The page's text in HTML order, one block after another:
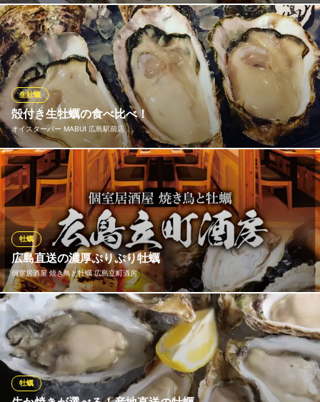
広島県広島市中区堀川町5-14 2～4F
広島牡蠣製作所 “年中出せる牡蠣” 全国シェアの約六割を占め、広
島の名産として名高いのが海のカキ 店主自ら生産者の元を訪れ、
納得した牡蠣のみを提供しております
広島名物 牡蠣一番
牡蠣 居酒屋
広電白島線八丁堀駅 徒歩6分
広島県広島市中区新天地5-13 新天地プラザビル1F
殻付き生牡蠣の食べ比べ！
オイスターバー MABUI 広島駅前店
生牡蠣
牡蠣は常時10種以上、広島を始め日本各地から厳選した生牡蠣を
取り揃えております。本日のオススメ、違いなどなど気軽に聞い
てください。他、牡蠣料理、パスタを含めグランドメニューに50
種類以上。日替わりのオススメメニューも要チェックです。
オイスターバー MABUI 広島駅前店
オイスターバー
広電本線広島駅 徒歩4分
広島県広島市南区猿猴橋町2-6
広島直送の濃厚ぷりぷり牡蠣
個室居酒屋 焼き鳥と牡蠣 広島立町酒房
牡蠣
当店自慢の牡蠣は、広島県産の中でも特に身が大きく濃厚なもの
を厳選。焼き・フライ・酒蒸しなど、さまざまな調理法でお楽し
みいただけます。クリーミーな旨みととろける食感が特徴で、日
本酒との相性も抜群。旬の味覚を存分に味わえる、広島ならでは
の逸品です。
牡蠣